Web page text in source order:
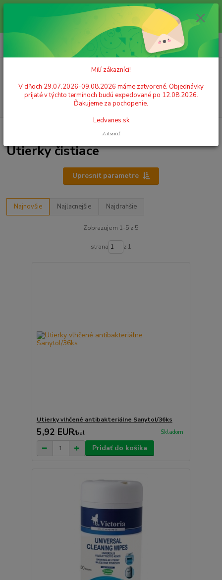
Milí zákazníci! V dňoch 29.07.2026-09.08.2026 máme zatvorené.
Objednávky prijaté v týchto termínoch budú expedované po 12.08.2026.
Ďakujeme za pochopenie. Ledvanes.sk
+421 908 755 958
Po. - Pia. od 9:00 hod. - 16:00 hod.
za0,00 EUR
Utierky čistiace
Upresniť parametre
Najnovšie Najlacnejšie Najdrahšie
Zobrazujem 1-5 z 5
strana z 1
Utierky vlhčené antibakteriálne Sanytol/36ks
5,92 EUR/bal Skladom
Pridať do košíka
Milí zákazníci!
V dňoch 29.07.2026-09.08.2026 máme zatvorené. Objednávky
prijaté v týchto termínoch budú expedované po 12.08.2026.
Ďakujeme za pochopenie.
Ledvanes.sk
Zatvoriť